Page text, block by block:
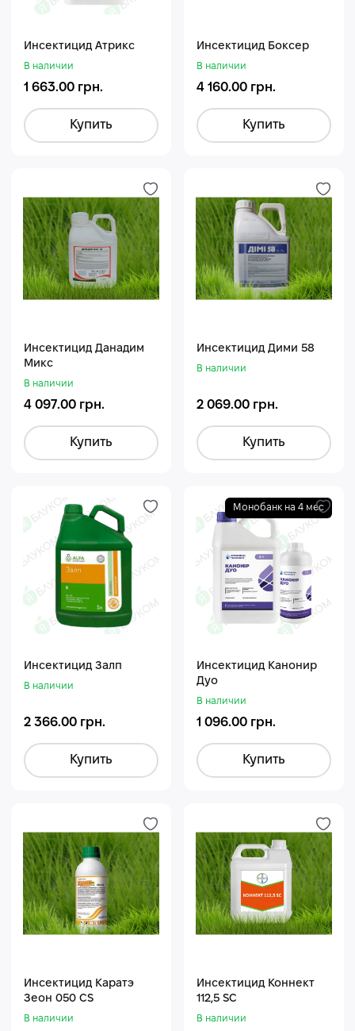
Инсектицид Атрикс
В наличии
1 663.00 грн.
Купить
Инсектицид Боксер
В наличии
4 160.00 грн.
Купить
Инсектицид Данадим
Микс
В наличии
4 097.00 грн.
Купить
Инсектицид Дими 58
В наличии
2 069.00 грн.
Купить
Инсектицид Залп
В наличии
2 366.00 грн.
Купить
Монобанк на 4 мес
Инсектицид Канонир
Дуо
В наличии
1 096.00 грн.
Купить
Инсектицид Каратэ
Зеон 050 СS
В наличии
Инсектицид Коннект
112,5 SC
В наличии